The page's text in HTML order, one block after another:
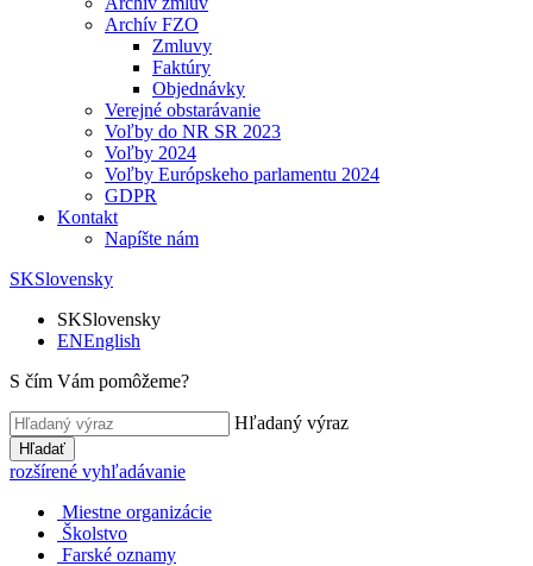
Archív FZO
Zmluvy
Faktúry
Objednávky
Verejné obstarávanie
Voľby do NR SR 2023
Voľby 2024
Voľby Európskeho parlamentu 2024
GDPR
Kontakt
Napíšte nám
SKSlovensky
SKSlovensky
ENEnglish
S čím Vám pomôžeme?
Hľadaný výraz
Hľadať
rozšírené vyhľadávanie
Miestne organizácie
Školstvo
Farské oznamy